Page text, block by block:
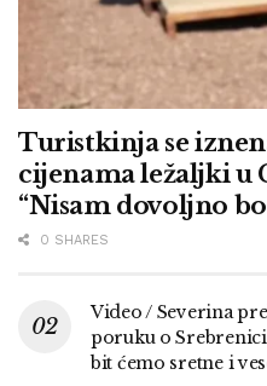
Turistkinja se
cijenama ležaljki u
“Nisam dovoljno
0 SHARES
Video / Severina
poruku o
bit ćemo sretne i